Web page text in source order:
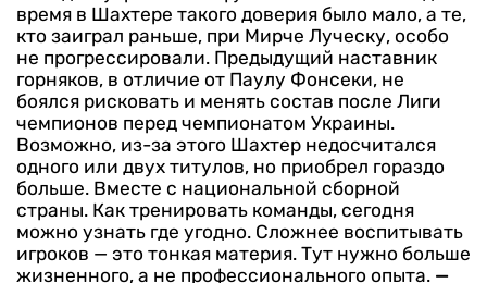
время в Шахтере такого доверия было мало, а те,
кто заиграл раньше, при Мирче Луческу, особо
не прогрессировали. Предыдущий наставник
горняков, в отличие от Паулу Фонсеки, не
боялся рисковать и менять состав после Лиги
чемпионов перед чемпионатом Украины.
Возможно, из-за этого Шахтер недосчитался
одного или двух титулов, но приобрел гораздо
больше. Вместе с национальной сборной
страны. Как тренировать команды, сегодня
можно узнать где угодно. Сложнее воспитывать
игроков — это тонкая материя. Тут нужно больше
жизненного, а не профессионального опыта. —